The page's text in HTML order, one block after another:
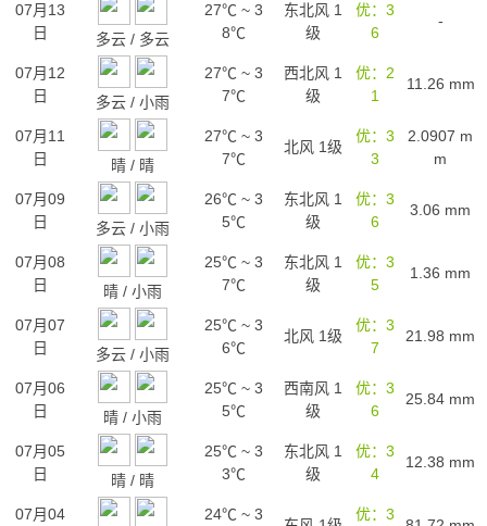
07月13
日
多云/ 多云
27℃ ~ 3
8℃
东北风 1
级
优：3
6
-
07月12
日
多云/ 小雨
27℃ ~ 3
7℃
西北风 1
级
优：2
1
11.26 mm
07月11
日
晴/ 晴
27℃ ~ 3
7℃
北风 1级
优：3
3
2.0907 m
m
07月09
日
多云/ 小雨
26℃ ~ 3
5℃
东北风 1
级
优：3
6
3.06 mm
07月08
日
晴/ 小雨
25℃ ~ 3
7℃
东北风 1
级
优：3
5
1.36 mm
07月07
日
多云/ 小雨
25℃ ~ 3
6℃
北风 1级
优：3
7
21.98 mm
07月06
日
晴/ 小雨
25℃ ~ 3
5℃
西南风 1
级
优：3
6
25.84 mm
07月05
日
晴/ 晴
25℃ ~ 3
3℃
东北风 1
级
优：3
4
12.38 mm
07月04
24℃ ~ 3
优：3